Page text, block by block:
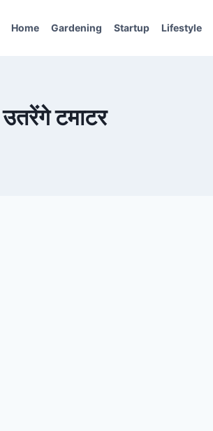
Home Gardening Startup Lifestyle
टमाटर